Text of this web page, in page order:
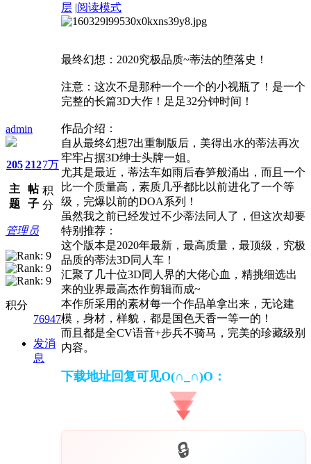
admin
205
主
题
212
帖
子
7万
积
分
管理员
积分
76947
发消
息
层 |阅读模式
最终幻想：2020究极品质~蒂法的堕落史！
注意：这次不是那种一个一个的小视瓶了！是一个
完整的长篇3D大作！足足32分钟时间！
作品介绍：
自从最终幻想7出重制版后，美得出水的蒂法再次
牢牢占据3D绅士头牌一姐。
尤其是最近，蒂法车如雨后春笋般涌出，而且一个
比一个质量高，素质几乎都比以前进化了一个等
级，完爆以前的DOA系列！
虽然我之前已经发过不少蒂法同人了，但这次却要
特别推荐：
这个版本是2020年最新，最高质量，最顶级，究极
品质的蒂法3D同人车！
汇聚了几十位3D同人界的大佬心血，精挑细选出
来的业界最高杰作剪辑而成~
本作所采用的素材每一个作品单拿出来，无论建
模，身材，样貌，都是国色天香一等一的！
而且都是全CV语音+步兵不骑马，完美的珍藏级别
内容。
下载地址回复可见O(∩_∩)O：